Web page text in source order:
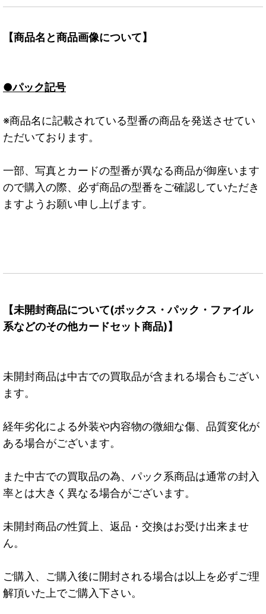
【商品名と商品画像について】
●パック記号
※商品名に記載されている型番の商品を発送させてい
ただいております。
一部、写真とカードの型番が異なる商品が御座います
ので購入の際、必ず商品の型番をご確認していただき
ますようお願い申し上げます。
【未開封商品について(ボックス・パック・ファイル
系などのその他カードセット商品)】
未開封商品は中古での買取品が含まれる場合もござい
ます。
経年劣化による外装や内容物の微細な傷、品質変化が
ある場合がございます。
また中古での買取品の為、パック系商品は通常の封入
率とは大きく異なる場合がございます。
未開封商品の性質上、返品・交換はお受け出来ませ
ん。
ご購入、ご購入後に開封される場合は以上を必ずご理
解頂いた上でご購入下さい。